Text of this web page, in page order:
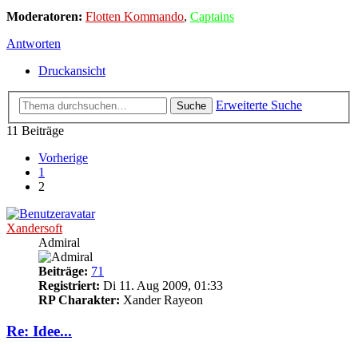
Moderatoren: Flotten Kommando, Captains
Antworten
Druckansicht
Suche
Erweiterte Suche
11 Beiträge
Vorherige
1
2
Xandersoft
Admiral
Beiträge: 71
Registriert: Di 11. Aug 2009, 01:33
RP Charakter: Xander Rayeon
Re: Idee...